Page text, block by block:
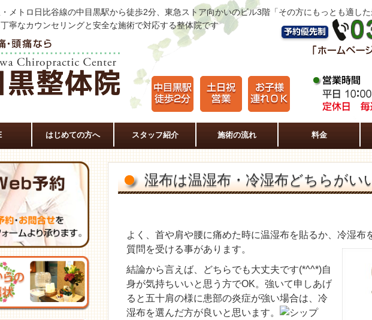
メトロ日比谷線の中目黒駅から徒歩2分、東急ストア向かいのビル3階「その方にもっとも適し
寧なカウンセリングと安全な施術で対応する整体院です
はじめての方へ スタッフ紹介 施術の流れ 料金
湿布は温湿布・冷湿布どちらがい
よく、首や肩や腰に痛めた時に温湿布を貼るか、冷湿布
質問を受ける事があります。
結論から言えば、どちらでも大丈夫です(*^^*)自
身が気持ちいいと思う方でOK。強いて申しあげ
ると五十肩の様に患部の炎症が強い場合は、冷
湿布を選んだ方が良いと思います。